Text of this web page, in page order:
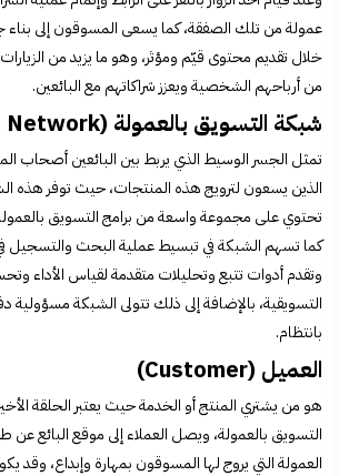
عمولة من تلك الصفقة، كما يسعى المسوقون إلى
خلال تقديم محتوى قيّم ومؤثر، وهو ما يزيد من الزيارات
من أرباحهم الشخصية ويعزز شراكاتهم مع البائعين.
شبكة التسويق بالعمولة (Affiliate Network)
تمثل الجسر الوسيط الذي يربط بين البائعين أصحاب
الذين يسعون لترويج هذه المنتجات، حيث توفر هذه
تحتوي على مجموعة واسعة من برامج التسويق
كما تسهم الشبكة في تبسيط عملية البحث والتسجيل في
وتقدم أدوات تتبع وتحليلات متقدمة لقياس الأداء
التسويقية، بالإضافة إلى ذلك تتولى الشبكة
بانتظام.
العميل (Customer)
هو من يشتري المنتج أو الخدمة حيث يعتبر الحلقة
التسويق بالعمولة، ويصل العملاء إلى موقع البائع عن
العمولة التي يروج لها المسوقون بمهارة وإبداع، وقد